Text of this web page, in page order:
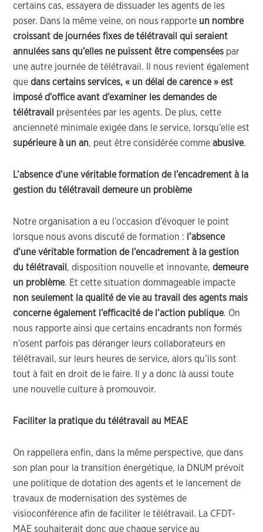
certains cas, essayera de dissuader les agents de les
poser. Dans la même veine, on nous rapporte un nombre
croissant de journées fixes de télétravail qui seraient
annulées sans qu’elles ne puissent être compensées par
une autre journée de télétravail. Il nous revient également
quedans certains services, « un délai de carence » est
imposé d’office avant d’examiner les demandes de
télétravail présentées par les agents. De plus, cette
ancienneté minimale exigée dans le service, lorsqu’elle est
supérieure à un an, peut être considérée commeabusive.
L’absence d’une véritable formation de l’encadrement à la
gestion du télétravail demeure un problème
Notre organisation a eu l’occasion d’évoquer le point
lorsque nous avons discuté de formation : l’absence
d’une véritable formation de l’encadrement à la gestion
du télétravail , disposition nouvelle et innovante,demeure
un problème. Et cette situation dommageable impacte
non seulement la qualité de vie au travail des agents mais
concerne également l’efficacité de l’action publique. On
nous rapporte ainsi que certains encadrants non formés
n’osent parfois pas déranger leurs collaborateurs en
télétravail, sur leurs heures de service, alors qu’ils sont
tout à fait en droit de le faire. Il y a donc là aussi toute
une nouvelle culture à promouvoir.
Faciliter la pratique du télétravail au MEAE
On rappellera enfin, dans la même perspective, que dans
son plan pour la transition énergétique, la DNUM prévoit
une politique de dotation des agents et le lancement de
travaux de modernisation des systèmes de
visioconférence afin de faciliter le télétravail. La CFDT-
MAE souhaiterait donc que chaque service au